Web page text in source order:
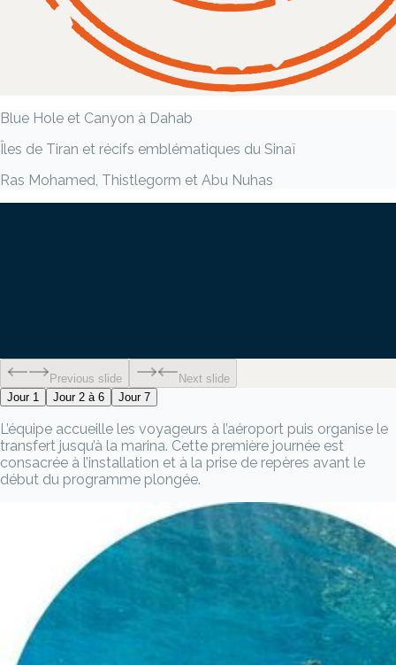
Blue Hole et Canyon à Dahab
Îles de Tiran et récifs emblématiques du Sinaï
Ras Mohamed, Thistlegorm et Abu Nuhas
Previous slide
Next slide
Jour 1
Jour 2 à 6 Jour 7
L’équipe accueille les voyageurs à l’aéroport puis organise le
transfert jusqu’à la marina. Cette première journée est
consacrée à l’installation et à la prise de repères avant le
début du programme plongée.